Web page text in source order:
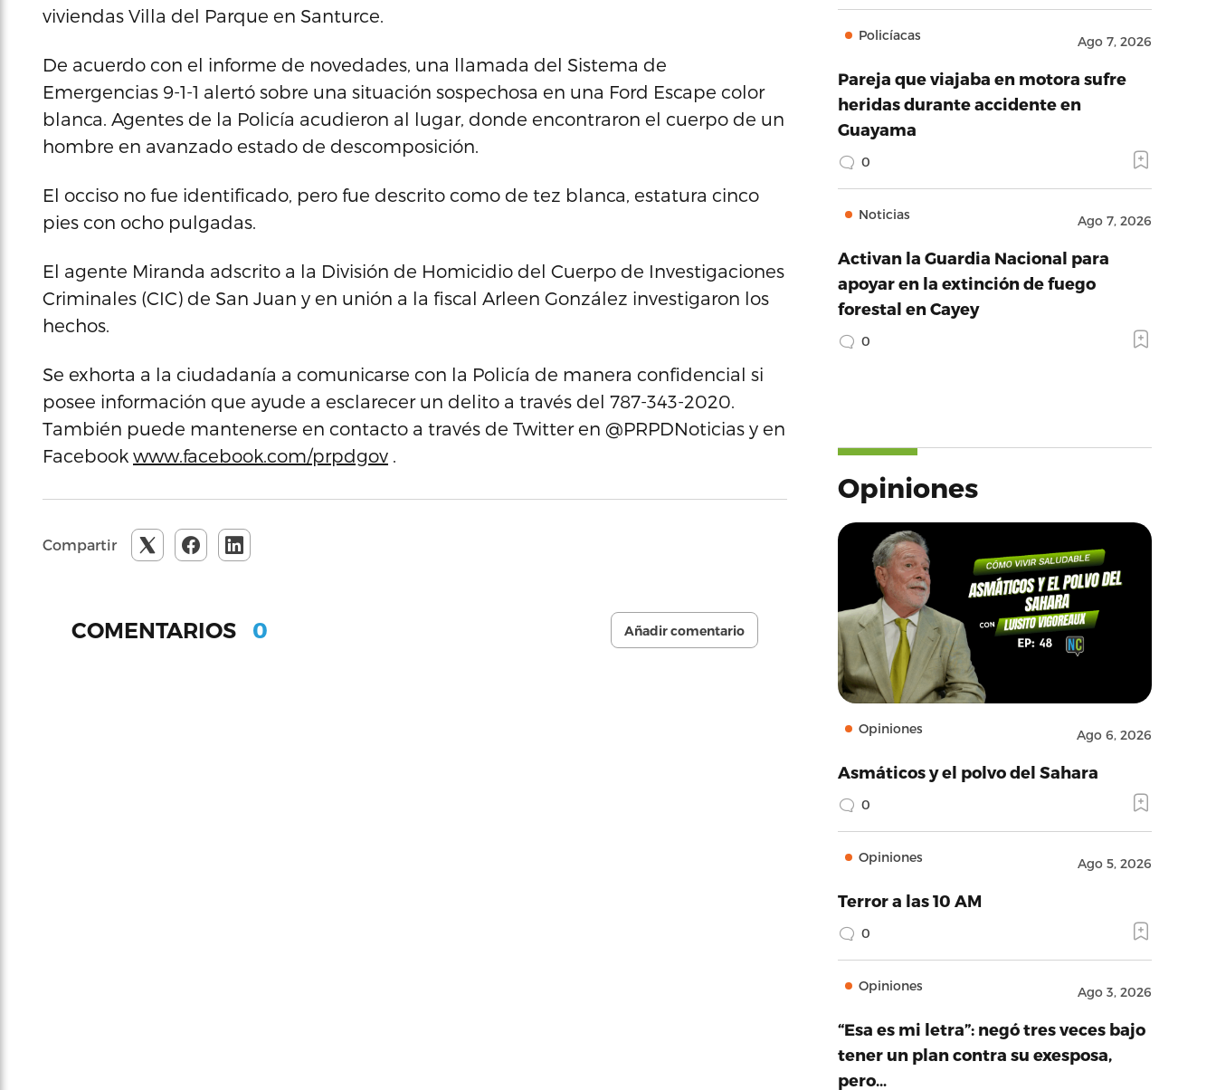
viviendas Villa del Parque en Santurce.
De acuerdo con el informe de novedades, una llamada del Sistema de
Emergencias 9-1-1 alertó sobre una situación sospechosa en una Ford Escape color
blanca. Agentes de la Policía acudieron al lugar, donde encontraron el cuerpo de un
hombre en avanzado estado de descomposición.
El occiso no fue identificado, pero fue descrito como de tez blanca, estatura cinco
pies con ocho pulgadas.
El agente Miranda adscrito a la División de Homicidio del Cuerpo de Investigaciones
Criminales (CIC) de San Juan y en unión a la fiscal Arleen González investigaron los
hechos.
Se exhorta a la ciudadanía a comunicarse con la Policía de manera confidencial si
posee información que ayude a esclarecer un delito a través del 787-343-2020.
También puede mantenerse en contacto a través de Twitter en @PRPDNoticias y en
Facebook www.facebook.com/prpdgov .
Compartir
COMENTARIOS 0 Añadir comentario
Policíacas Ago 7, 2026
Pareja que viajaba en motora sufre
heridas durante accidente en
Guayama
0
Noticias Ago 7, 2026
Activan la Guardia Nacional para
apoyar en la extinción de fuego
forestal en Cayey
0
Opiniones
Opiniones Ago 6, 2026
Asmáticos y el polvo del Sahara
0
Opiniones Ago 5, 2026
Terror a las 10 AM
0
Opiniones Ago 3, 2026
“Esa es mi letra”: negó tres veces bajo
tener un plan contra su exesposa,
pero…